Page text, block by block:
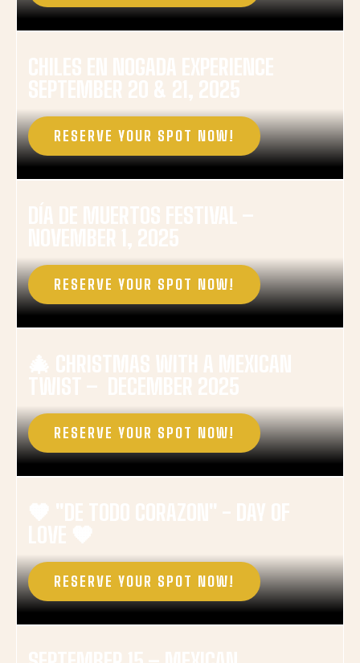
RESERVE YOUR SPOT NOW!
RESERVE YOUR SPOT NOW!
RESERVE YOUR SPOT NOW!
RESERVE YOUR SPOT NOW!